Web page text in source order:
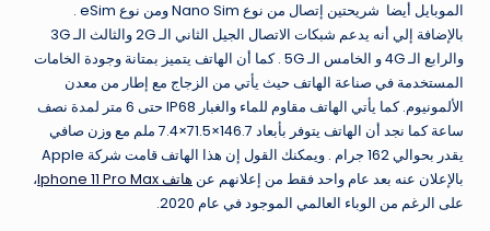
الموبايل أيضا شريحتين إتصال من نوع Nano Sim ومن نوع eSim .
بالإضافة إلي أنه يدعم شبكات الاتصال الجيل الثاني الـ 2G والثالث الـ 3G
والرابع الـ 4G و الخامس الـ 5G . كما أن الهاتف يتميز بمتانة وجودة الخامات
المستخدمة في صناعة الهاتف حيث يأتي من الزجاج مع إطار من معدن
الألمونيوم. كما يأتي الهاتف مقاوم للماء والغبار IP68 حتى 6 متر لمدة نصف
ساعة كما نجد أن الهاتف يتوفر بأبعاد 146.7×71.5×7.4 ملم مع وزن صافي
يقدر بحوالي 162 جرام . ويمكنك القول إن هذا الهاتف قامت شركة Apple
بالإعلان عنه بعد عام واحد فقط من إعلانهم عن هاتف Iphone 11 Pro Max
،
على الرغم من الوباء العالمي الموجود في عام 2020.